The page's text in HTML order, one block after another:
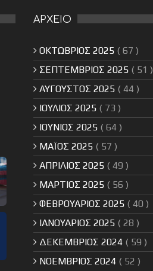
ΑΡΧΕΙΟ
ΟΚΤΩΒΡΙΟΣ 2025 ( 67 )
ΣΕΠΤΕΜΒΡΙΟΣ 2025 ( 51 )
ΑΥΓΟΥΣΤΟΣ 2025 ( 44 )
ΙΟΥΛΙΟΣ 2025 ( 73 )
ΙΟΥΝΙΟΣ 2025 ( 64 )
ΜΑΪΟΣ 2025 ( 57 )
ΑΠΡΙΛΙΟΣ 2025 ( 49 )
ΜΑΡΤΙΟΣ 2025 ( 56 )
ΦΕΒΡΟΥΑΡΙΟΣ 2025 ( 40 )
ΙΑΝΟΥΑΡΙΟΣ 2025 ( 28 )
ΔΕΚΕΜΒΡΙΟΣ 2024 ( 59 )
ΝΟΕΜΒΡΙΟΣ 2024 ( 52 )